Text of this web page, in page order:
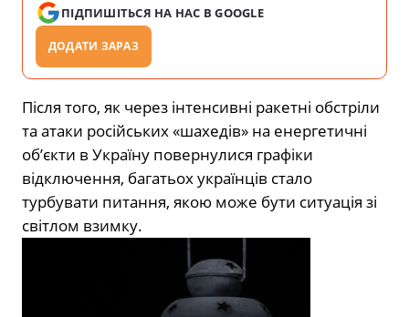
ПІДПИШІТЬСЯ НА НАС В GOOGLE
ДОДАТИ ЗАРАЗ
Після того, як через інтенсивні ракетні обстріли
та атаки російських «шахедів» на енергетичні
об’єкти в Україну повернулися графіки
відключення, багатьох українців стало
турбувати питання, якою може бути ситуація зі
світлом взимку.